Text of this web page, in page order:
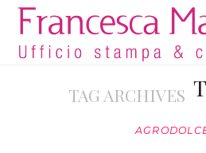
ARTICOLI
MODA ADATTIVA
CONTATTITAG ARCHIVES